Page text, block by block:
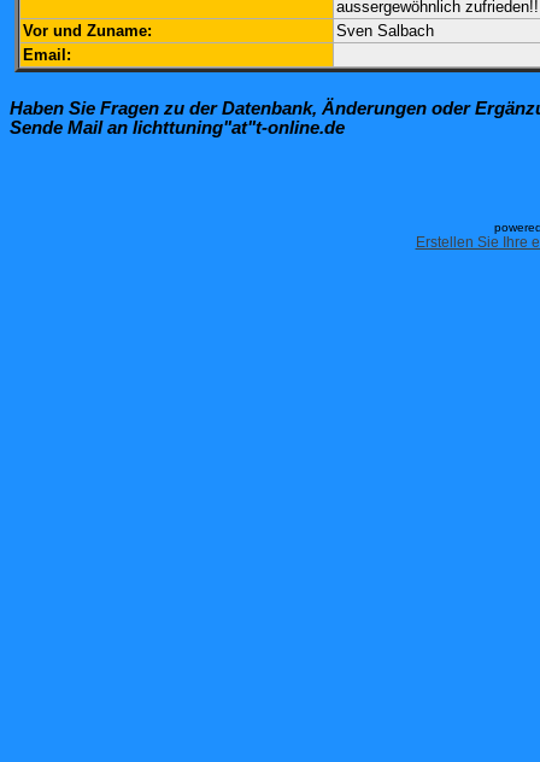
aussergewöhnlich
Vor und Zuname:
Sven Salbach
Email:
Haben Sie Fragen zu der Datenbank, Änderungen oder
Sende Mail an lichttuning"at"t-online.de
Erstellen Sie Ihre